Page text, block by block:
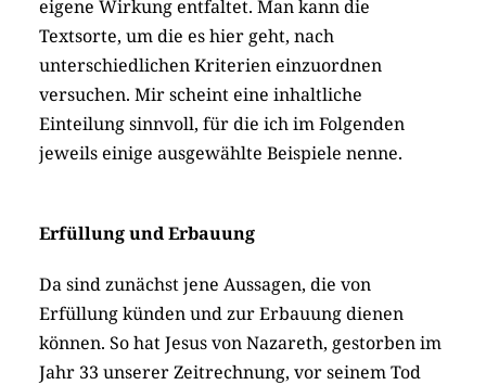
eigene Wirkung entfaltet. Man kann die
Textsorte, um die es hier geht, nach
unterschiedlichen Kriterien einzuordnen
versuchen. Mir scheint eine inhaltliche
Einteilung sinnvoll, für die ich im Folgenden
jeweils einige ausgewählte Beispiele nenne.
Erfüllung und Erbauung
Da sind zunächst jene Aussagen, die von
Erfüllung künden und zur Erbauung dienen
können. So hat Jesus von Nazareth, gestorben im
Jahr 33 unserer Zeitrechnung, vor seinem Tod